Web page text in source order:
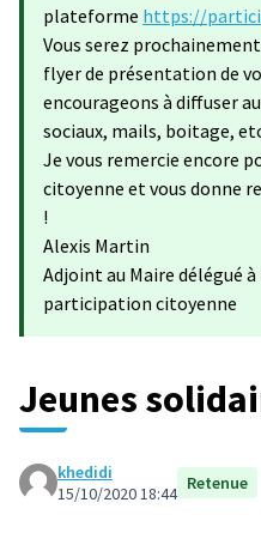
plateforme https://
Vous serez
flyer de présentation de
encourageons à diffuser
sociaux, mails, boitage,
Je vous remercie encore
citoyenne et vous donne
!
Alexis Martin
Adjoint au Maire délégué
participation citoyenne
Jeunes
khedidi
15/10/2020 18:44 Retenue